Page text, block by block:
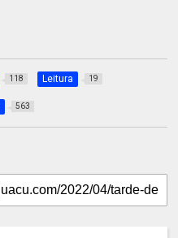
118 Leitura 19
563